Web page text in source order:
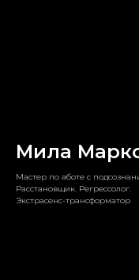
Мила
Мастер по аботе с
Расстановщик. Регрессолог.
Экстрасенс-трансформатор